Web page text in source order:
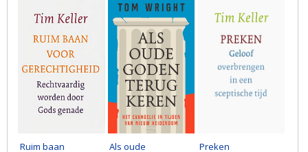
Ruim baan
Als oude
Preken